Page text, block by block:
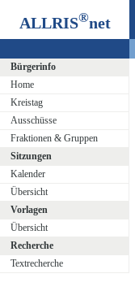
ALLRIS®net
Bürgerinfo
Home
Kreistag
Ausschüsse
Fraktionen & Gruppen
Sitzungen
Kalender
Übersicht
Vorlagen
Übersicht
Recherche
Textrecherche